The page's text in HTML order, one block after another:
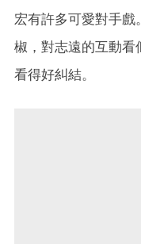
宏有許多可愛對手
椒，對志遠的互動看
看得好糾結。